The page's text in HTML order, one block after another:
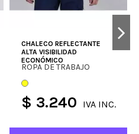
CHALECO REFLECTANTE
ALTA VISIBILIDAD
ECONÓMICO
ROPA DE TRABAJO
$ 3.240 IVA INC.